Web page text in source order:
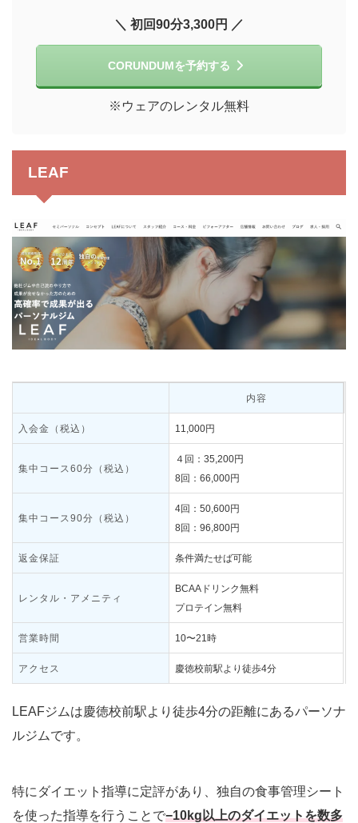
＼ 初回90分3,300円 ／
CORUNDUMを予約する
※ウェアのレンタル無料
LEAF
内容
入会金（税込） 11,000円
集中コース60分（税込）
４回：35,200円
8回：66,000円
集中コース90分（税込）
4回：50,600円
8回：96,800円
返金保証 条件満たせば可能
レンタル・アメニティ
BCAAドリンク無料
プロテイン無料
営業時間 10〜21時
アクセス 慶徳校前駅より徒歩4分
LEAFジムは慶徳校前駅より徒歩4分の距離にあるパーソナ
ルジムです。
特にダイエット指導に定評があり、独自の食事管理シート
を使った指導を行うことで−10kg以上のダイエットを数多